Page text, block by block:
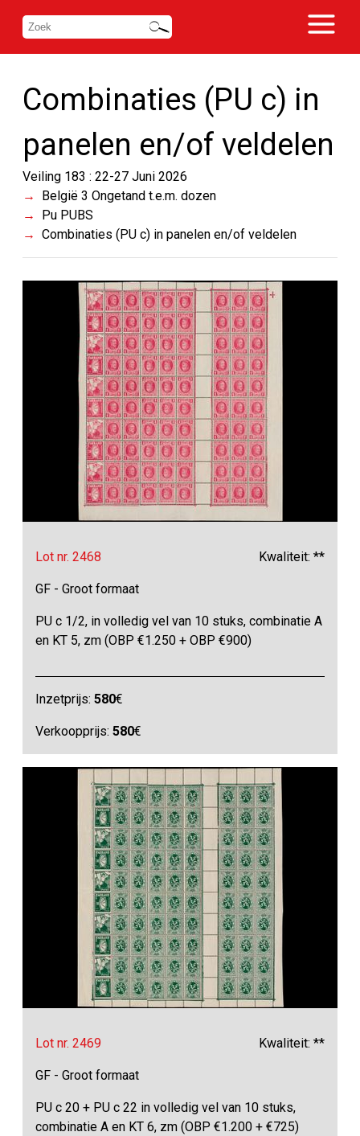
Combinaties (PU c) in
panelen en/of veldelen
Veiling 183 : 22-27 Juni 2026
België 3 Ongetand t.e.m. dozen
Pu PUBS
Combinaties (PU c) in panelen en/of veldelen
Lot nr. 2468 Kwaliteit: **
GF - Groot formaat
PU c 1/2, in volledig vel van 10 stuks, combinatie A
en KT 5, zm (OBP €1.250 + OBP €900)
Inzetprijs:580€
Verkoopprijs:580€
Lot nr. 2469 Kwaliteit: **
GF - Groot formaat
PU c 20 + PU c 22 in volledig vel van 10 stuks,
combinatie A en KT 6, zm (OBP €1.200 + €725)